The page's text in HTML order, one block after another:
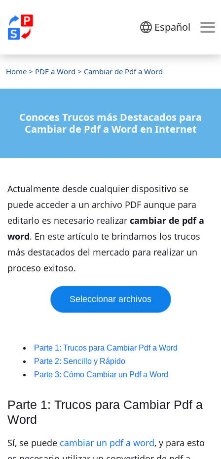
Español
Home > PDF a Word > Cambiar de Pdf a Word
Conoces Trucos más Destacados para
Cambiar de Pdf a Word en Internet
Actualmente desde cualquier dispositivo se
puede acceder a un archivo PDF aunque para
editarlo es necesario realizar cambiar de pdf a
word. En este artículo te brindamos los trucos
más destacados del mercado para realizar un
proceso exitoso.
Parte 1: Trucos para Cambiar Pdf a Word
Parte 2: Sencillo y Rápido
Parte 3: Cómo Cambiar un Pdf a Word
Parte 1: Trucos para Cambiar Pdf a
Word
Sí, se puede cambiar un pdf a word, y para esto